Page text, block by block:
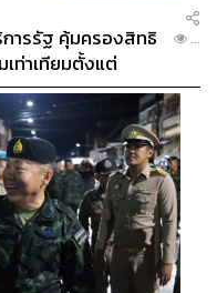
ารรัฐ คุ้มครองสิทธิ
ท่าเทียมตั้งแต่
...